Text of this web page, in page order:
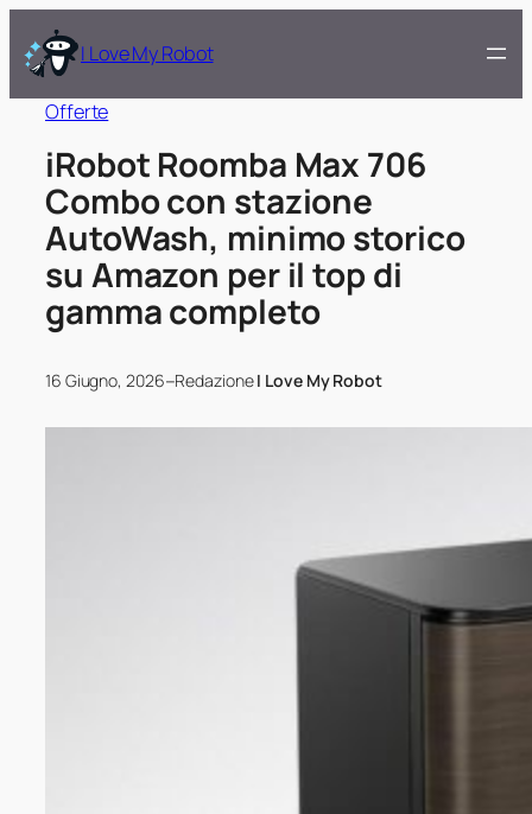
I Love My Robot
Offerte
iRobot Roomba Max 706
Combo con stazione
AutoWash, minimo storico
su Amazon per il top di
gamma completo
16 Giugno, 2026–RedazioneI Love My Robot